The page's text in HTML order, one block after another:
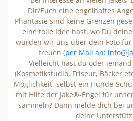
Dir/Euch eine engelhaftes
Phantasie sind keine Grenzen
eine tolle Idee hast, wo Du
würden wir uns über dein Foto
freuen (per Mail an:
Vielleicht hast du oder
(Kosmetikstudio, Friseur, Bäcker
Möglichkeit, selbst ein Hunde-
mit Hilfe der Jake®-Engel für
sammeln? Dann melde dich bei
deine